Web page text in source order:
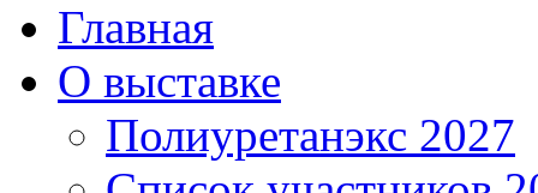
Главная
О выставке
Полиуретанэкс 2027